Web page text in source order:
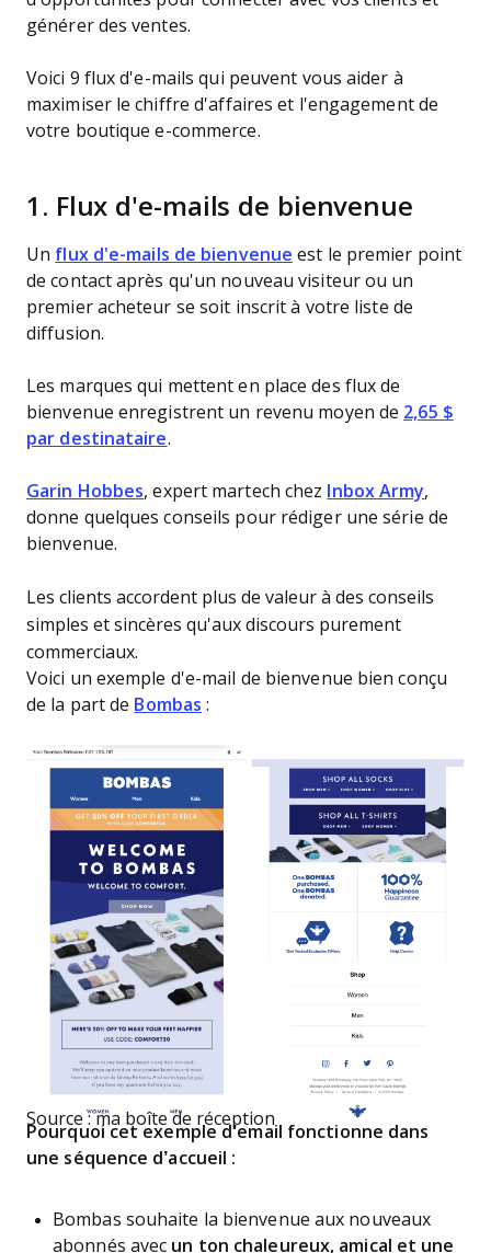
générer des ventes.
Voici 9 flux d'e-mails qui peuvent vous aider à
maximiser le chiffre d'affaires et l'engagement de
votre boutique e-commerce.
1. Flux d'e-mails de bienvenue
Un flux d'e-mails de bienvenue est le premier point
de contact après qu'un nouveau visiteur ou un
premier acheteur se soit inscrit à votre liste de
diffusion.
Les marques qui mettent en place des flux de
bienvenue enregistrent un revenu moyen de 2,65 $
par destinataire.
Garin Hobbes, expert martech chez Inbox Army,
donne quelques conseils pour rédiger une série de
bienvenue.
Les clients accordent plus de valeur à des conseils
simples et sincères qu'aux discours purement
commerciaux.
Voici un exemple d'e-mail de bienvenue bien conçu
de la part de Bombas :
Source : ma boîte de réception
Pourquoi cet exemple d’email fonctionne dans
une séquence d’accueil :
Bombas souhaite la bienvenue aux nouveaux
abonnés avec un ton chaleureux, amical et une